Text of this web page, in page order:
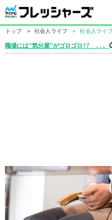
トップ > 社会人ライフ > 社会人ライフ
職場には"気分屋"がゴロゴロ!? ...